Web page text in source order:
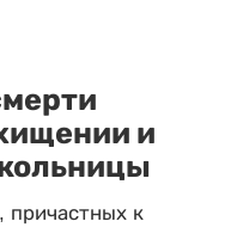
и
причастных к